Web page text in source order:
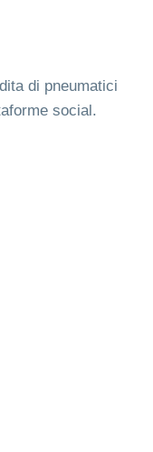
di pneumatici
social.